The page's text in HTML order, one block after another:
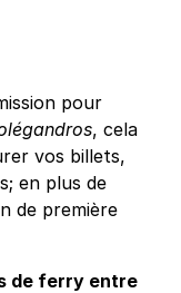
pour
, cela
vos billets,
en plus de
de première
de ferry entre